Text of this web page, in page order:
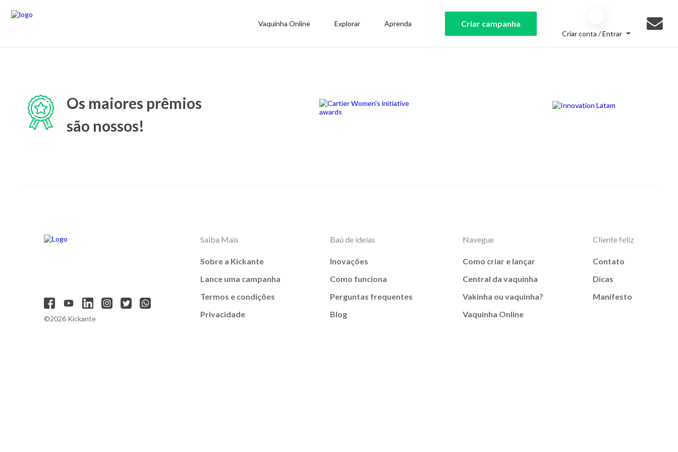
Vaquinha Online Explorar Aprenda Criar campanha
Criar conta / Entrar
Os maiores prêmios
são nossos!
©2026 Kickante
Saiba Mais
Sobre a Kickante
Lance uma campanha
Termos e condições
Privacidade
Baú de ideias
Inovações
Como funciona
Perguntas frequentes
Blog
Navegue
Como criar e lançar
Central da vaquinha
Vakinha ou vaquinha?
Vaquinha Online
Cliente feliz
Contato
Dicas
Manifesto